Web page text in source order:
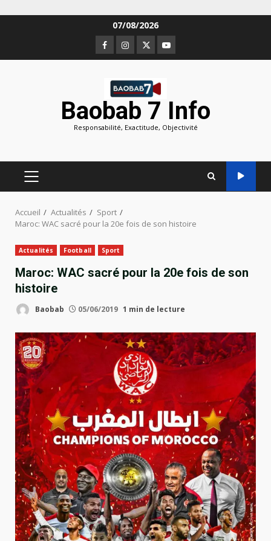
07/08/2026
Facebook
Instagram
TwitterYoutube
Baobab 7 Info
Responsabilité, Exactitude, Objectivité
MENU
PRINCIPAL
Accueil Actualités
Sport
Maroc: WAC sacré pour la 20e fois de son histoire
Actualités Football Sport
Maroc: WAC sacré pour la 20e fois de son
histoire
Baobab 05/06/2019 1 min de lecture